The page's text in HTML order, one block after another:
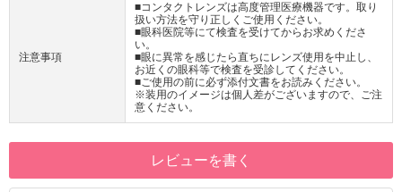
注意事項
■コンタクトレンズは高度管理医療機器です。取り
扱い方法を守り正しくご使用ください。
■眼科医院等にて検査を受けてからお求めくださ
い。
■眼に異常を感じたら直ちにレンズ使用を中止し、
お近くの眼科等で検査を受診してください。
■ご使用の前に必ず添付文書をお読みください。
※装用のイメージは個人差がございますので、ご注
意ください。
レビューを書く